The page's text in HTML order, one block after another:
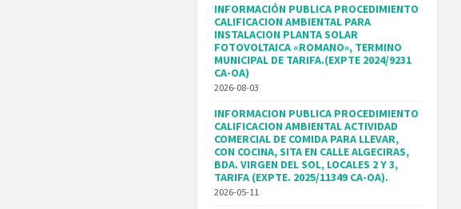
INFORMACIÓN PUBLICA PROCEDIMIENTO
CALIFICACION AMBIENTAL PARA
INSTALACION PLANTA SOLAR
FOTOVOLTAICA «ROMANO», TERMINO
MUNICIPAL DE TARIFA.(EXPTE 2024/9231
CA-OA)
2026-08-03
INFORMACION PUBLICA PROCEDIMIENTO
CALIFICACION AMBIENTAL ACTIVIDAD
COMERCIAL DE COMIDA PARA LLEVAR,
CON COCINA, SITA EN CALLE ALGECIRAS,
BDA. VIRGEN DEL SOL, LOCALES 2 Y 3,
TARIFA (EXPTE. 2025/11349 CA-OA).
2026-05-11